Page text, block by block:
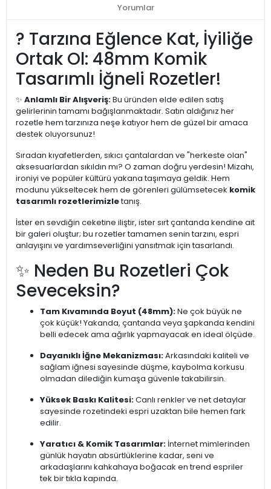
Yorumlar
? Tarzına Eğlence Kat, İyiliğe
Ortak Ol: 48mm Komik
Tasarımlı İğneli Rozetler!
✨ Anlamlı Bir Alışveriş:Bu üründen elde edilen satış
gelirlerinin tamamı bağışlanmaktadır. Satın aldığınız her
rozetle hem tarzınıza neşe katıyor hem de güzel bir amaca
destek oluyorsunuz!
Sıradan kıyafetlerden, sıkıcı çantalardan ve "herkeste olan"
aksesuarlardan sıkıldın mı? O zaman doğru yerdesin! Mizahı,
ironiyi ve popüler kültürü yakana taşımaya geldik. Hem
modunu yükseltecek hem de görenleri gülümsetecek komik
tasarımlı rozetlerimizletanış.
İster en sevdiğin ceketine iliştir, ister sırt çantanda kendine ait
bir galeri oluştur; bu rozetler tamamen senin tarzını, espri
anlayışını ve yardımseverliğini yansıtmak için tasarlandı.
✨ Neden Bu Rozetleri Çok
Seveceksin?
Tam Kıvamında Boyut (48mm):Ne çok büyük ne
çok küçük! Yakanda, çantanda veya şapkanda kendini
belli edecek ama ağırlık yapmayacak en ideal ölçüde.
Dayanıklı İğne Mekanizması:Arkasındaki kaliteli ve
sağlam iğnesi sayesinde düşme, kaybolma korkusu
olmadan dilediğin kumaşa güvenle takabilirsin.
Yüksek Baskı Kalitesi:Canlı renkler ve net detaylar
sayesinde rozetindeki espri uzaktan bile hemen fark
edilir.
Yaratıcı & Komik Tasarımlar: İnternet mimlerinden
günlük hayatın absürtlüklerine kadar, seni ve
arkadaşlarını kahkahaya boğacak en trend espriler
tek bir tıkla kapında.